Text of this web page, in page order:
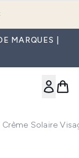
MARQUES |
Solaire